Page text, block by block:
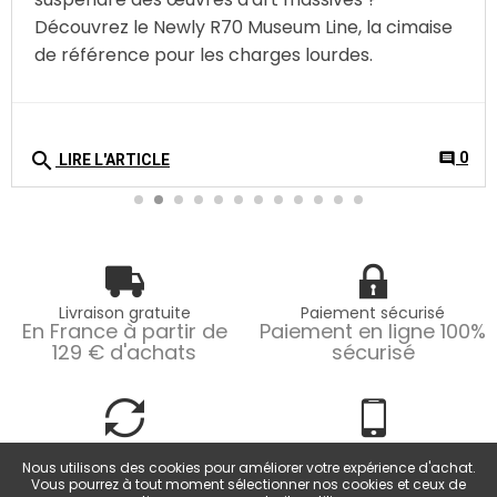
Livraison gratuite
En France à partir de
129 € d'achats
Paiement sécurisé
Paiement en ligne 100%
sécurisé
Retours faciles
Retours possibles
pendant 14 jours
Service client
Du lundi au vendredi
de 9h à 18h
Nous utilisons des cookies pour améliorer votre expérience d'achat.
Vous pourrez à tout moment sélectionner nos cookies et ceux de